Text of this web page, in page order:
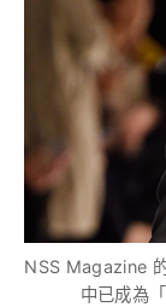
NSS Magazine
中已成為